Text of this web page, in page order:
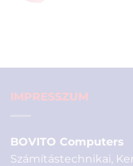
IMPRESSZUM
BOVITO Computers
Számítástechnikai,